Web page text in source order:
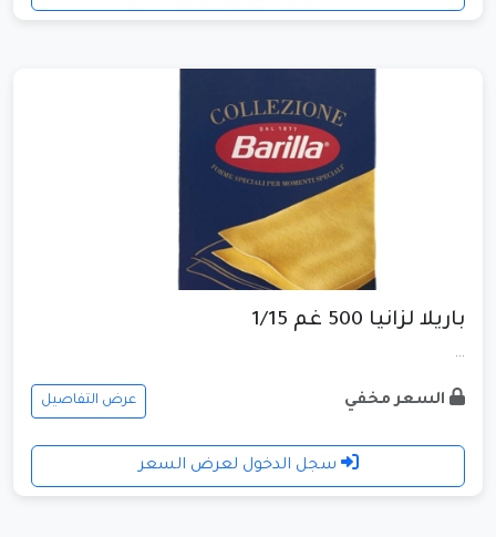
باريلا لزانيا 500 غم 1/15
...
السعر مخفي عرض التفاصيل
سجل الدخول لعرض السعر